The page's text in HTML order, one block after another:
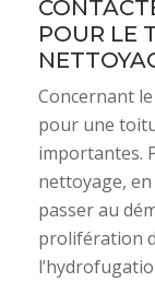
POUR LE
Concernant
pour une
importantes.
nettoyage,
passer au
prolifération